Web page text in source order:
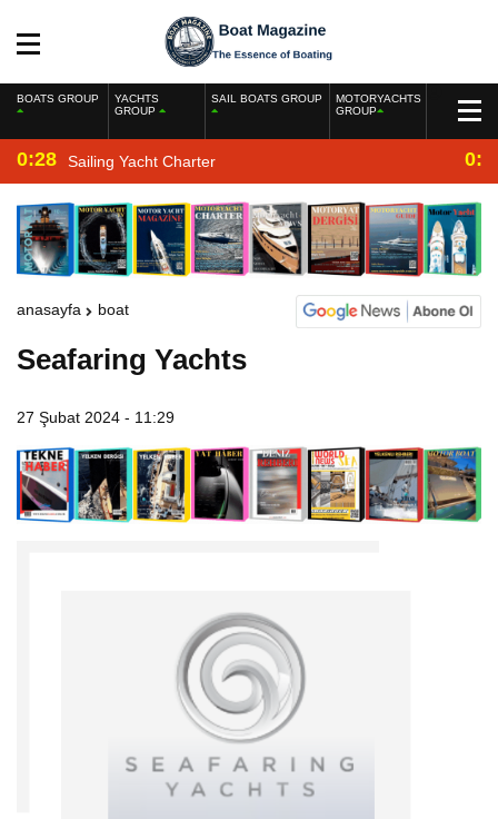
BOATS GROUP
YACHTS
GROUP
SAIL BOATS GROUP
MOTORYACHTS
GROUP
0:28 Sailing Yacht Charter
anasayfa boat
Seafaring Yachts
27 Şubat 2024 - 11:29